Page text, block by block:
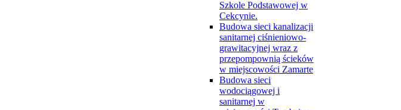
Szkole Podstawowej w
Cekcynie.
Budowa sieci kanalizacji
sanitarnej ciśnieniowo-
grawitacyjnej wraz z
przepompownią ścieków
w miejscowości Zamarte
Budowa sieci
wodociągowej i
sanitarnej w